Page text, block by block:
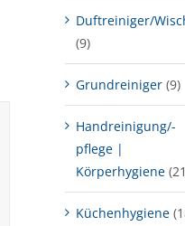
Duftreiniger/
(9)
Grundreiniger (9)
Handreinigung/-
pflege |
Körperhygiene
Küchenhygiene